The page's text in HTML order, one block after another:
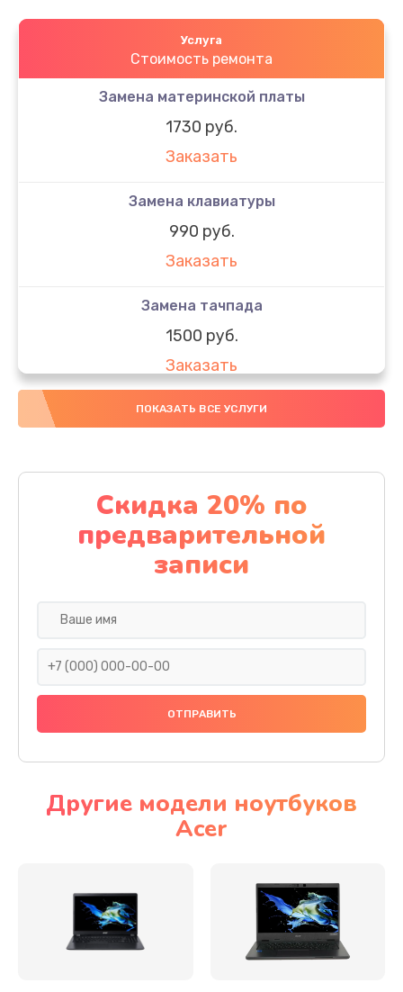
Услуга
Стоимость ремонта
Замена материнской платы
1730 руб.
Заказать
Замена клавиатуры
990 руб.
Заказать
Замена тачпада
1500 руб.
Заказать
Замена южного моста
Заказать
Чистка от пыли
1060 руб.
Заказать
Ремонт подсветки
Настройка BIOS
Замена видеочипа
ПОКАЗАТЬ ВСЕ УСЛУГИ
Скидка 20% по
предварительной
записи
Другие модели ноутбуков
Acer